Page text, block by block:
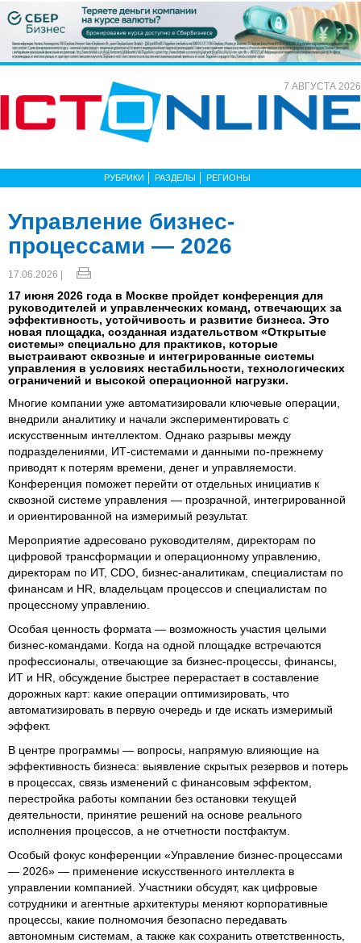
7 АВГУСТА 2026
РУБРИКИ РАЗДЕЛЫ РЕГИОНЫ
Управление бизнес-
процессами — 2026
17.06.2026 |
17 июня 2026 года в Москве пройдет конференция для
руководителей и управленческих команд, отвечающих за
эффективность, устойчивость и развитие бизнеса. Это
новая площадка, созданная издательством «Открытые
системы» специально для практиков, которые
выстраивают сквозные и интегрированные системы
управления в условиях нестабильности, технологических
ограничений и высокой операционной нагрузки.
Многие компании уже автоматизировали ключевые операции,
внедрили аналитику и начали экспериментировать с
искусственным интеллектом. Однако разрывы между
подразделениями, ИТ-системами и данными по-прежнему
приводят к потерям времени, денег и управляемости.
Конференция поможет перейти от отдельных инициатив к
сквозной системе управления — прозрачной, интегрированной
и ориентированной на измеримый результат.
Мероприятие адресовано руководителям, директорам по
цифровой трансформации и операционному управлению,
директорам по ИТ, CDO, бизнес-аналитикам, специалистам по
финансам и HR, владельцам процессов и специалистам по
процессному управлению.
Особая ценность формата — возможность участия целыми
бизнес-командами. Когда на одной площадке встречаются
профессионалы, отвечающие за бизнес-процессы, финансы,
ИТ и HR, обсуждение быстрее перерастает в составление
дорожных карт: какие операции оптимизировать, что
автоматизировать в первую очередь и где искать измеримый
эффект.
В центре программы — вопросы, напрямую влияющие на
эффективность бизнеса: выявление скрытых резервов и потерь
в процессах, связь изменений с финансовым эффектом,
перестройка работы компании без остановки текущей
деятельности, принятие решений на основе реального
исполнения процессов, а не отчетности постфактум.
Особый фокус конференции «Управление бизнес-процессами
— 2026» — применение искусственного интеллекта в
управлении компанией. Участники обсудят, как цифровые
сотрудники и агентные архитектуры меняют корпоративные
процессы, какие полномочия безопасно передавать
автономным системам, а также как сохранить ответственность,